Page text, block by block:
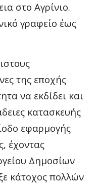
στο Αγρίνιο.
γραφείο έως
της εποχής
να εκδίδει και
κατασκευής
εφαρμογής
έχοντας
Δημοσίων
κάτοχος πολλών